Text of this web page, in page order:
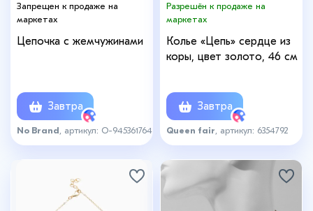
Запрещен к продаже на
маркетах
Цепочка с жемчужинами
Завтра
No Brand , артикул: О-945361764
Разрешён к продаже на
маркетах
Колье «Цепь» сердце из
коры, цвет золото, 46 см
Завтра
Queen fair , артикул: 6354792